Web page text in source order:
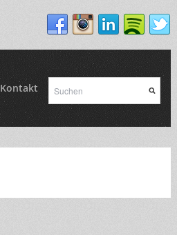
Kontakt